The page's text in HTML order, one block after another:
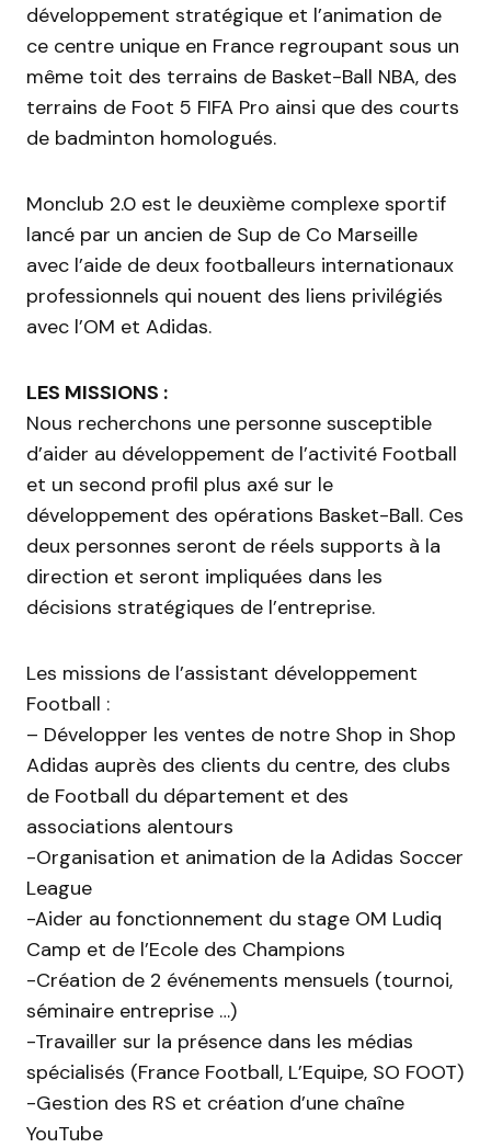
développement stratégique et l’animation de
ce centre unique en France regroupant sous un
même toit des terrains de Basket-Ball NBA, des
terrains de Foot 5 FIFA Pro ainsi que des courts
de badminton homologués.
Monclub 2.0 est le deuxième complexe sportif
lancé par un ancien de Sup de Co Marseille
avec l’aide de deux footballeurs internationaux
professionnels qui nouent des liens privilégiés
avec l’OM et Adidas.
LES MISSIONS :
Nous recherchons une personne susceptible
d’aider au développement de l’activité Football
et un second profil plus axé sur le
développement des opérations Basket-Ball. Ces
deux personnes seront de réels supports à la
direction et seront impliquées dans les
décisions stratégiques de l’entreprise.
Les missions de l’assistant développement
Football :
– Développer les ventes de notre Shop in Shop
Adidas auprès des clients du centre, des clubs
de Football du département et des
associations alentours
-Organisation et animation de la Adidas Soccer
League
-Aider au fonctionnement du stage OM Ludiq
Camp et de l’Ecole des Champions
-Création de 2 événements mensuels (tournoi,
séminaire entreprise …)
-Travailler sur la présence dans les médias
spécialisés (France Football, L’Equipe, SO FOOT)
-Gestion des RS et création d’une chaîne
YouTube